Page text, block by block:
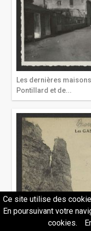
Les dernières
Pontillard et de...
Ce site utilise des
En poursuivant votre
cookies.